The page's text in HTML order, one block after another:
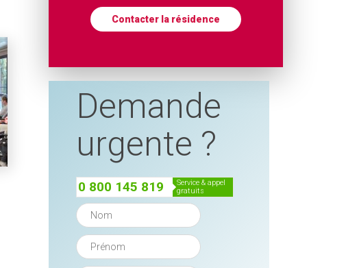
Contacter la résidence
Demande
urgente ?
0 800 145 819
service & appel
gratuits